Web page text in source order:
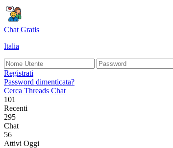
Chat Gratis
Italia
Registrati
Password dimenticata?
Cerca Threads Chat
101
Recenti
295
Chat
56
Attivi Oggi